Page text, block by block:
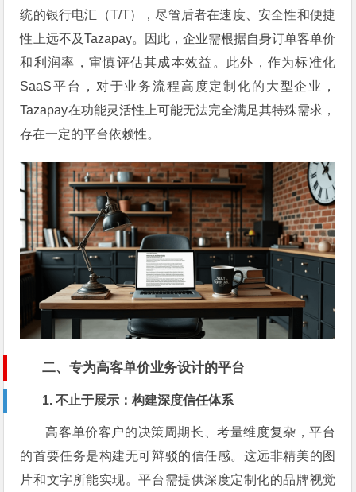
统的银行电汇（T/T），尽管后者在速度、安全性和便捷
性上远不及Tazapay。因此，企业需根据自身订单客单价
和利润率，审慎评估其成本效益。此外，作为标准化
SaaS平台，对于业务流程高度定制化的大型企业，
Tazapay在功能灵活性上可能无法完全满足其特殊需求，
存在一定的平台依赖性。
二、专为高客单价业务设计的平台
1. 不止于展示：构建深度信任体系
高客单价客户的决策周期长、考量维度复杂，平台
的首要任务是构建无可辩驳的信任感。这远非精美的图
片和文字所能实现。平台需提供深度定制化的品牌视觉